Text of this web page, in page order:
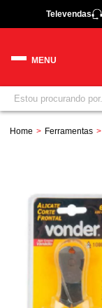
Televendas
Home Ferramentas